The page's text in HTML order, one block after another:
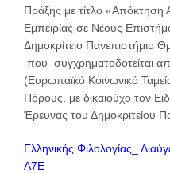
Πράξης με τίτλο «Απόκτηση
Εμπειρίας σε Νέους
Δημοκρίτειο Πανεπιστήμιο
που συγχρηματοδοτείται
(Ευρωπαϊκό Κοινωνικό
Πόρους, με δικαιούχο τον
Έρευνας του Δημοκριτείου
Ελληνικής Φιλολογίας_
Α7Ε